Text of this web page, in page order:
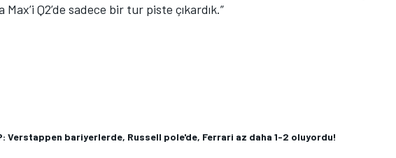
Max’i Q2’de sadece bir tur piste çıkardık.”
Verstappen bariyerlerde, Russell pole'de, Ferrari az daha 1-2 oluyordu!